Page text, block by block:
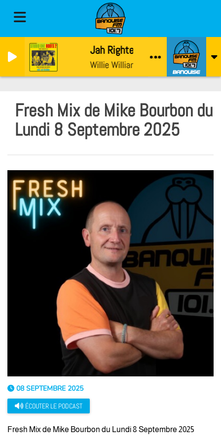
Jah Righteous Plan
Willie Williams & The Sound
Fresh Mix de Mike Bourbon du
Lundi 8 Septembre 2025
08 SEPTEMBRE 2025
ÉCOUTER LE PODCAST
Fresh Mix de Mike Bourbon du Lundi 8 Septembre 2025